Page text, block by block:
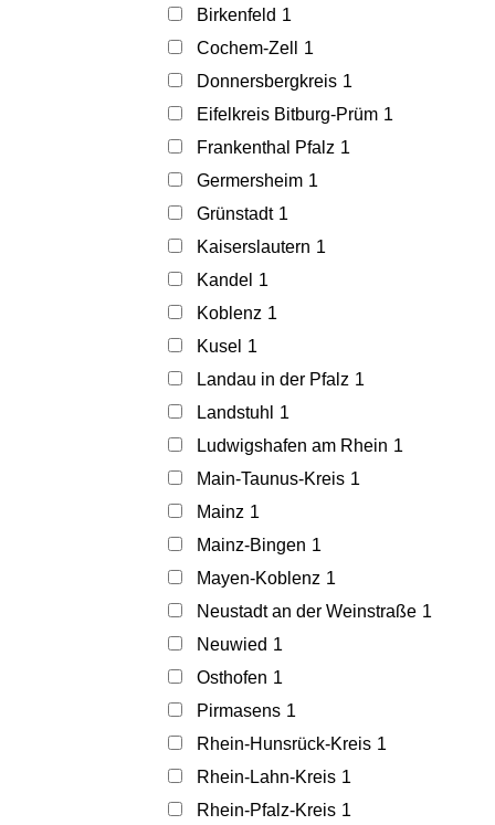
Birkenfeld 1
Cochem-Zell
1
Donnersbergkreis 1
Eifelkreis Bitburg-Prüm 1
Frankenthal Pfalz 1
Germersheim 1
Grünstadt 1
Kaiserslautern 1
Kandel 1
Koblenz 1
Kusel 1
Landau in der Pfalz 1
Landstuhl
1
Ludwigshafen am Rhein 1
Main-Taunus-Kreis 1
Mainz 1
Mainz-Bingen 1
Mayen-Koblenz 1
Neustadt an der Weinstraße 1
Neuwied 1
Osthofen 1
Pirmasens 1
Rhein-Hunsrück-Kreis 1
Rhein-Lahn-Kreis 1
Rhein-Pfalz-Kreis 1